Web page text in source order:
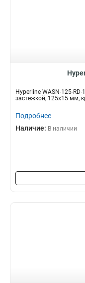
Hyperline WASN-125-
застежкой, 125x15 мм,
Подробнее
Наличие: В наличии